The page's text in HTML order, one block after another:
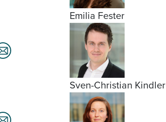
Emilia Fester
Sven-Christian Kindler